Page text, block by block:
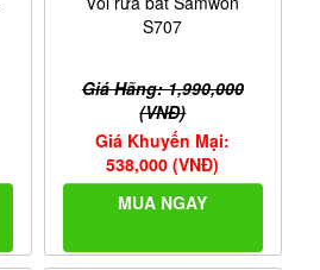
S707
Giá Hãng: 1,990,000
(VNĐ)
Giá Khuyến Mại:
538,000 (VNĐ)
MUA NGAY